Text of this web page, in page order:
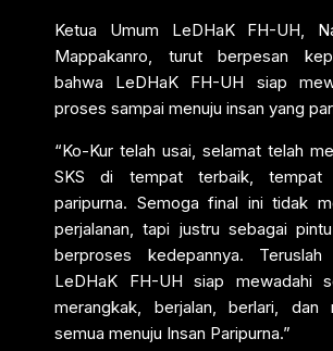
Ketua Umum LeDHaK FH-UH,
Mappakanro, turut berpesan
bahwa LeDHaK FH-UH siap
proses sampai menuju insan yang
“Ko-Kur telah usai, selamat telah
SKS di tempat terbaik, tempat
paripurna. Semoga final ini tidak
perjalanan, tapi justru sebagai
berproses kedepannya.
LeDHaK FH-UH siap mewadahi
merangkak, berjalan, berlari, dan
semua menuju Insan Paripurna.”